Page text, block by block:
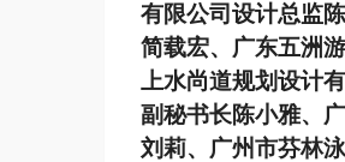
有限公司设计总监
简载宏、广东五洲
上水尚道规划设计
副秘书长陈小雅、
刘莉、广州市芬林